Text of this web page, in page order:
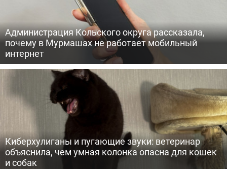
Администрация Кольского округа рассказала,
почему в Мурмашах не работает мобильный
интернет
Киберхулиганы и пугающие звуки: ветеринар
объяснила, чем умная колонка опасна для кошек
и собак